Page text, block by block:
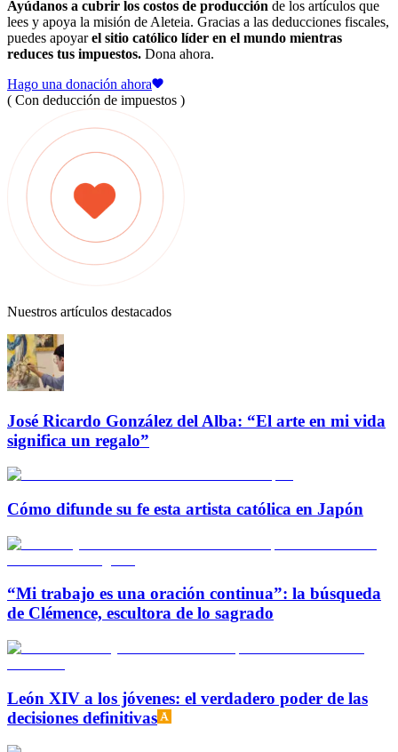
Ayúdanos a cubrir los costos de producción de los artículos que
lees y apoya la misión de Aleteia. Gracias a las deducciones fiscales,
puedes apoyarel sitio católico líder en el mundo mientras
reduces tus impuestos. Dona ahora.
Hago una donación ahora
( Con deducción de impuestos )
Nuestros artículos destacados
José Ricardo González del Alba: “El arte en mi vida
significa un regalo”
Cómo difunde su fe esta artista católica en Japón
“Mi trabajo es una oración continua”: la búsqueda
de Clémence, escultora de lo sagrado
León XIV a los jóvenes: el verdadero poder de las
decisiones definitivas